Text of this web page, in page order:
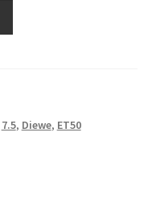
7.5, Diewe, ET50